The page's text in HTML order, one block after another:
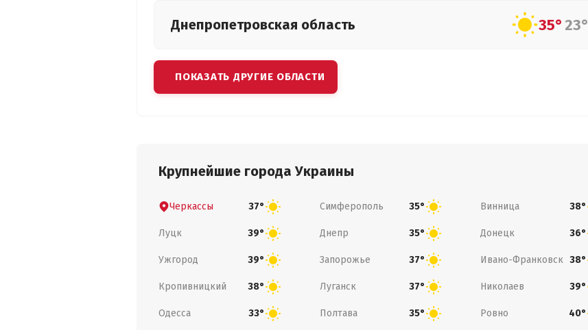
Днепропетровская область 35°23°
ПОКАЗАТЬ ДРУГИЕ ОБЛАСТИ
Крупнейшие города Украины
Черкассы 37° Симферополь 35° Винница 38°
Луцк 39° Днепр 35° Донецк 36°
Ужгород 39° Запорожье 37° Ивано-Франковск 38°
Кропивницкий 38° Луганск 37° Николаев 39°
Одесса 33° Полтава 35° Ровно 40°